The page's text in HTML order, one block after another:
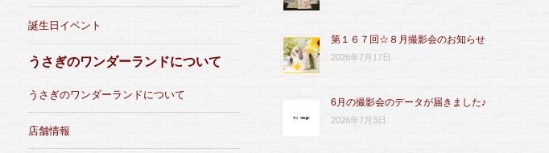
誕生日イベント
うさぎのワンダーランドについて
うさぎのワンダーランドについて
店舗情報
第１６７回☆８月撮影会のお知らせ
2026年7月17日
6月の撮影会のデータが届きました♪
2026年7月3日